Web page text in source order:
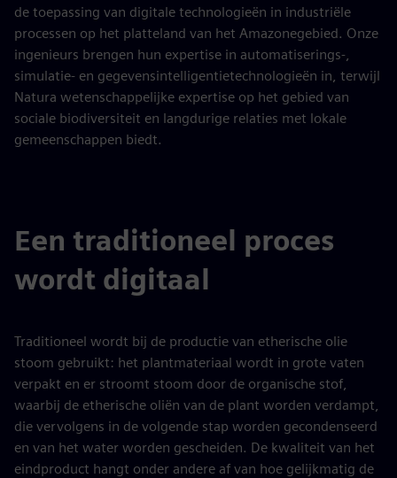
de toepassing van digitale technologieën in industriële
processen op het platteland van het Amazonegebied. Onze
ingenieurs brengen hun expertise in automatiserings-,
simulatie- en gegevensintelligentietechnologieën in, terwijl
Natura wetenschappelijke expertise op het gebied van
sociale biodiversiteit en langdurige relaties met lokale
gemeenschappen biedt.
Een traditioneel proces
wordt digitaal
Traditioneel wordt bij de productie van etherische olie
stoom gebruikt: het plantmateriaal wordt in grote vaten
verpakt en er stroomt stoom door de organische stof,
waarbij de etherische oliën van de plant worden verdampt,
die vervolgens in de volgende stap worden gecondenseerd
en van het water worden gescheiden. De kwaliteit van het
eindproduct hangt onder andere af van hoe gelijkmatig de